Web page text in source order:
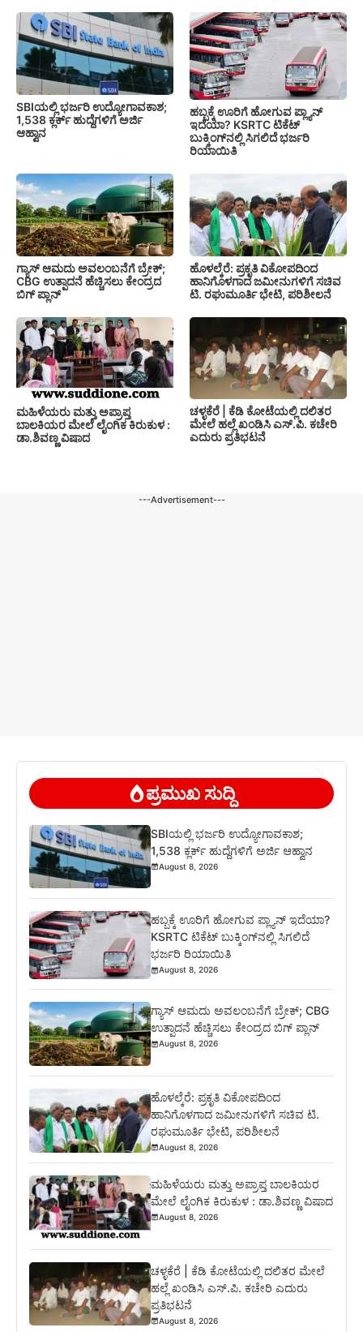
SBIಯಲ್ಲಿ ಭರ್ಜರಿ ಉದ್ಯೋಗಾವಕಾಶ;
1,538 ಕ್ಲರ್ಕ್ ಹುದ್ದೆಗಳಿಗೆ ಅರ್ಜಿ
ಆಹ್ವಾನ
ಹಬ್ಬಕ್ಕೆ ಊರಿಗೆ ಹೋಗುವ ಪ್ಲ್ಯಾನ್
ಇದೆಯಾ? KSRTC ಟಿಕೆಟ್
ಬುಕ್ಕಿಂಗ್‌ನಲ್ಲಿ ಸಿಗಲಿದೆ ಭರ್ಜರಿ
ರಿಯಾಯಿತಿ
ಗ್ಯಾಸ್ ಆಮದು ಅವಲಂಬನೆಗೆ ಬ್ರೇಕ್;
CBG ಉತ್ಪಾದನೆ ಹೆಚ್ಚಿಸಲು ಕೇಂದ್ರದ
ಬಿಗ್ ಪ್ಲಾನ್
ಹೊಳಲ್ಕೆರೆ: ಪ್ರಕೃತಿ ವಿಕೋಪದಿಂದ
ಹಾನಿಗೊಳಗಾದ ಜಮೀನುಗಳಿಗೆ ಸಚಿವ
ಟಿ. ರಘುಮೂರ್ತಿ ಭೇಟಿ, ಪರಿಶೀಲನೆ
ಮಹಿಳೆಯರು ಮತ್ತು ಅಪ್ರಾಪ್ತ
ಬಾಲಕಿಯರ ಮೇಲೆ ಲೈಂಗಿಕ ಕಿರುಕುಳ :
ಡಾ.ಶಿವಣ್ಣ ವಿಷಾದ
ಚಳ್ಳಕೆರೆ | ಕೆಡಿ ಕೋಟೆಯಲ್ಲಿ ದಲಿತರ
ಮೇಲೆ ಹಲ್ಲೆ ಖಂಡಿಸಿ ಎಸ್.ಪಿ. ಕಚೇರಿ
ಎದುರು ಪ್ರತಿಭಟನೆ
---Advertisement---
ಪ್ರಮುಖ ಸುದ್ದಿ
SBIಯಲ್ಲಿ ಭರ್ಜರಿ ಉದ್ಯೋಗಾವಕಾಶ;
1,538 ಕ್ಲರ್ಕ್ ಹುದ್ದೆಗಳಿಗೆ ಅರ್ಜಿ ಆಹ್ವಾನ
August 8, 2026
ಹಬ್ಬಕ್ಕೆ ಊರಿಗೆ ಹೋಗುವ ಪ್ಲ್ಯಾನ್ ಇದೆಯಾ?
KSRTC ಟಿಕೆಟ್ ಬುಕ್ಕಿಂಗ್‌ನಲ್ಲಿ ಸಿಗಲಿದೆ
ಭರ್ಜರಿ ರಿಯಾಯಿತಿ
August 8, 2026
ಗ್ಯಾಸ್ ಆಮದು ಅವಲಂಬನೆಗೆ ಬ್ರೇಕ್; CBG
ಉತ್ಪಾದನೆ ಹೆಚ್ಚಿಸಲು ಕೇಂದ್ರದ ಬಿಗ್ ಪ್ಲಾನ್
August 8, 2026
ಹೊಳಲ್ಕೆರೆ: ಪ್ರಕೃತಿ ವಿಕೋಪದಿಂದ
ಹಾನಿಗೊಳಗಾದ ಜಮೀನುಗಳಿಗೆ ಸಚಿವ ಟಿ.
ರಘುಮೂರ್ತಿ ಭೇಟಿ, ಪರಿಶೀಲನೆ
August 8, 2026
ಮಹಿಳೆಯರು ಮತ್ತು ಅಪ್ರಾಪ್ತ ಬಾಲಕಿಯರ
ಮೇಲೆ ಲೈಂಗಿಕ ಕಿರುಕುಳ : ಡಾ.ಶಿವಣ್ಣ ವಿಷಾದ
August 8, 2026
ಚಳ್ಳಕೆರೆ | ಕೆಡಿ ಕೋಟೆಯಲ್ಲಿ ದಲಿತರ ಮೇಲೆ
ಹಲ್ಲೆ ಖಂಡಿಸಿ ಎಸ್.ಪಿ. ಕಚೇರಿ ಎದುರು
ಪ್ರತಿಭಟನೆ
August 8, 2026